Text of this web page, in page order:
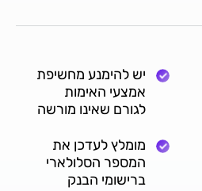
יש להימנע מחשיפת
אמצעי האימות
לגורם שאינו מורשה
מומלץ לעדכן את
המספר הסלולארי
ברישומי הבנק